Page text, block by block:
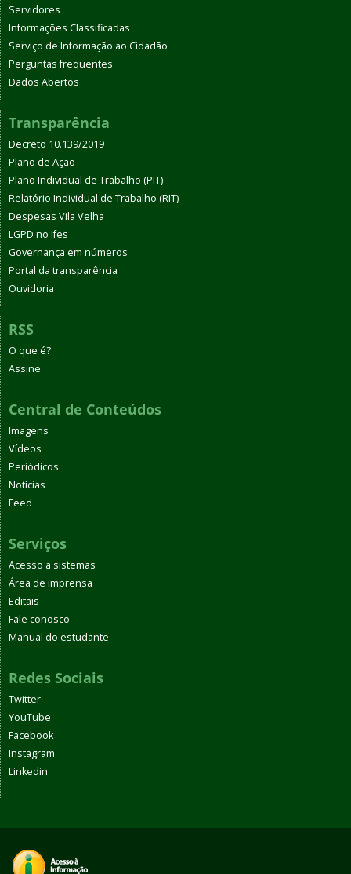
Servidores
Informações Classificadas
Serviço de Informação ao Cidadão
Perguntas frequentes
Dados Abertos
Transparência
Decreto 10.139/2019
Plano de Ação
Plano Individual de Trabalho (PIT)
Relatório Individual de Trabalho (RIT)
Despesas Vila Velha
LGPD no Ifes
Governança em números
Portal da transparência
Ouvidoria
RSS
O que é?
Assine
Central de Conteúdos
Imagens
Vídeos
Periódicos
Notícias
Feed
Serviços
Acesso a sistemas
Área de imprensa
Editais
Fale conosco
Manual do estudante
Redes Sociais
Twitter
YouTube
Facebook
Instagram
Linkedin